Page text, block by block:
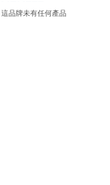
這品牌未有任何產品